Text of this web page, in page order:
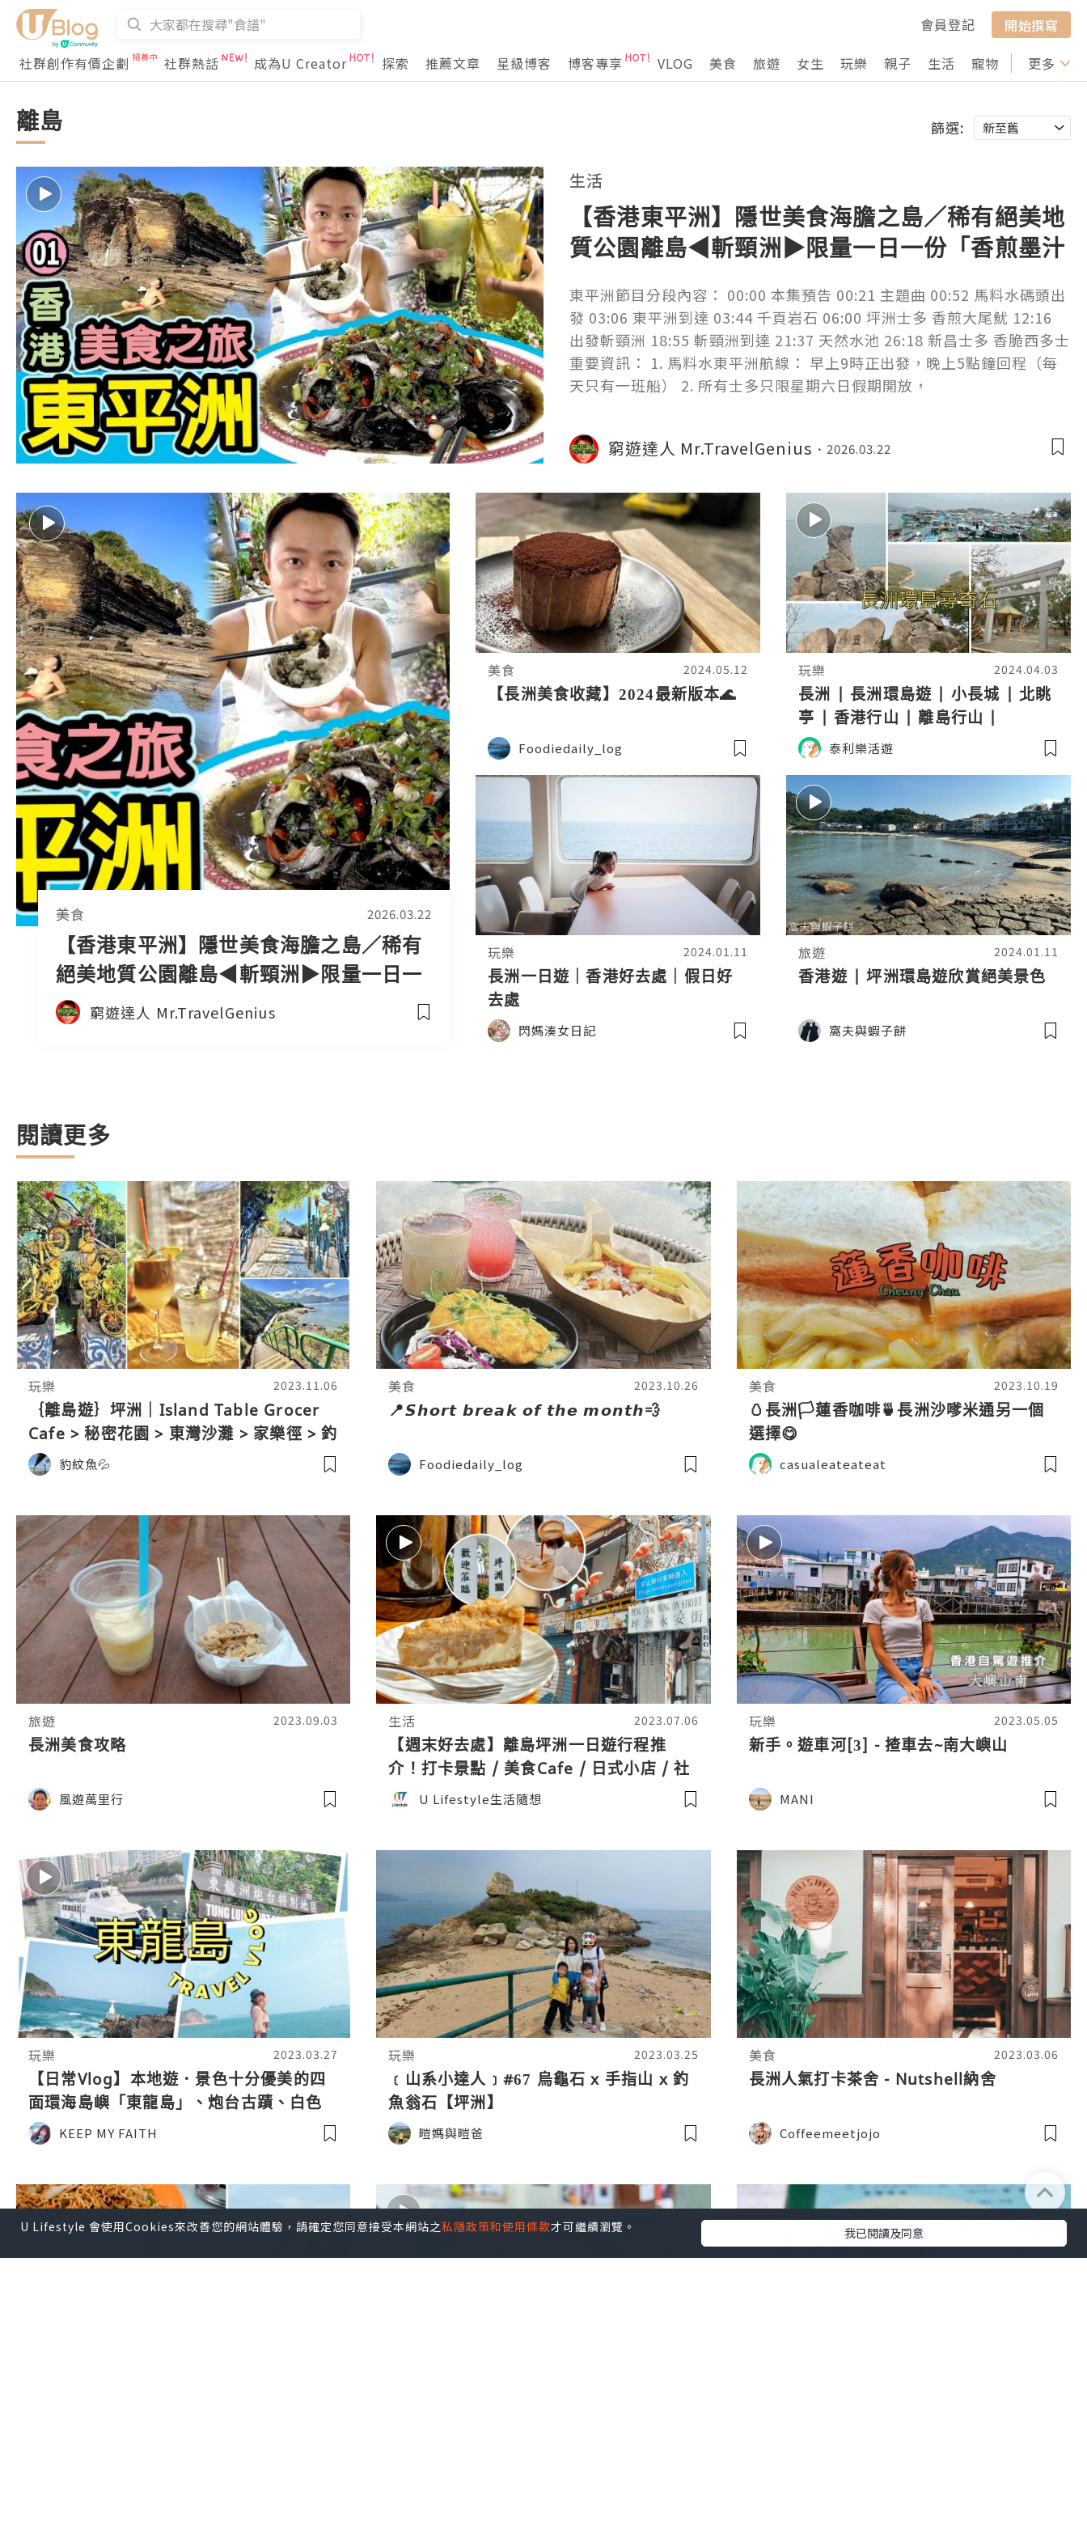
會員登記
開始撰寫
社群創作有價企劃
社群熱話 成為U Creator 探索 推薦文章 星級博客 博客專享 VLOG 美食 旅遊 女生 玩樂 親子 生活 寵物 行山 打卡
更多
離島 篩選:
生活
【香港東平洲】隱世美食海膽之島／稀有絕美地
質公園離島◀︎斬頸洲▶︎限量一日一份「香煎墨汁
4K中字
東平洲節目分段內容： 00:00 本集預告 00:21 主題曲 00:52 馬料水碼頭出
發 03:06 東平洲到達 03:44 千頁岩石 06:00 坪洲士多 香煎大尾魷 12:16
出發斬頸洲 18:55 斬頸洲到達 21:37 天然水池 26:18 新昌士多 香脆西多士
重要資訊： 1. 馬料水東平洲航線： 早上9時正出發，晚上5點鐘回程（每
天只有一班船） 2. 所有士多只限星期六日假期開放，
窮遊達人 Mr.TravelGenius 2026.03.22
美食 2026.03.22
【香港東平洲】隱世美食海膽之島／稀有
絕美地質公園離島◀︎斬頸洲▶︎限量一日一
份「香煎墨汁大尾魷」蝶豆花菠蘿冰 脆皮
西多士｜窮遊達人4K中字
窮遊達人 Mr.TravelGenius
美食 2024.05.12
【長洲美食收藏】2024最新版本🌊
Foodiedaily_log
玩樂 2024.04.03
長洲 | 長洲環島遊 | 小長城 | 北眺
亭 | 香港行山 | 離島行山 |
Cheung Chau
泰利樂活遊
玩樂 2024.01.11
長洲一日遊｜香港好去處｜假日好
去處
閃媽湊女日記
旅遊 2024.01.11
香港遊 | 坪洲環島遊欣賞絕美景色
窩夫與蝦子餅
閱讀更多
玩樂 2023.11.06
｛離島遊｝坪洲｜Island Table Grocer
Cafe > 秘密花園 > 東灣沙灘 > 家樂徑 > 釣
魚翁石觀景亭 > 大利島🐢烏龜石
豹紋魚💦
美食 2023.10.26
📍𝙎𝙝𝙤𝙧𝙩 𝙗𝙧𝙚𝙖𝙠 𝙤𝙛 𝙩𝙝𝙚 𝙢𝙤𝙣𝙩𝙝💨
Foodiedaily_log
美食 2023.10.19
🥚長洲🏳️蓮香咖啡🍵長洲沙嗲米通另一個
選擇😋
casualeateateat
旅遊 2023.09.03
長洲美食攻略
風遊萬里行
生活 2023.07.06
【週末好去處】離島坪洲一日遊行程推
介！打卡景點 / 美食Cafe / 日式小店 / 社
企餐廳～假日悠閒探訪攻略！附坪洲船期
U Lifestyle生活隨想
玩樂 2023.05.05
新手。遊車河[3] - 揸車去~南大嶼山
MANI
玩樂 2023.03.27
【日常Vlog】本地遊．景色十分優美的四
面環海島嶼「東龍島」、炮台古蹟、白色
燈塔KEEP MY FAITH
玩樂 2023.03.25
﹝山系小達人﹞#67 烏龜石 x 手指山 x 釣
魚翁石【坪洲】
暟媽與暟爸
美食 2023.03.06
長洲人氣打卡茶舍 - Nutshell納舍
Coffeemeetjojo
U Lifestyle 會使用Cookies來改善您的網站體驗，請確定您同意接受本網站之私隱政策和使用條款才可繼續瀏覽。 我已閱讀及同意